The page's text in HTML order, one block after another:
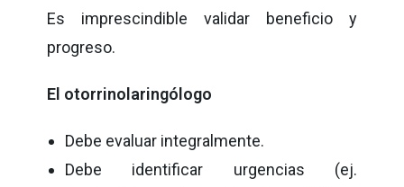
Es imprescindible validar beneficio y
progreso.
El otorrinolaringólogo
Debe evaluar integralmente.
Debe identificar urgencias (ej.